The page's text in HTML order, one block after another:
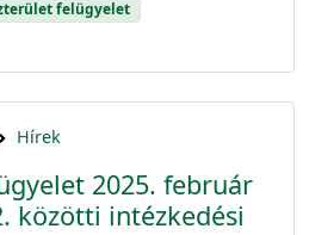
felügyelet
Hírek
2025. február
közötti intézkedési